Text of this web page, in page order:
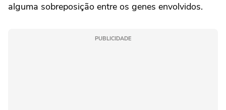
alguma sobreposição entre os genes envolvidos.
PUBLICIDADE